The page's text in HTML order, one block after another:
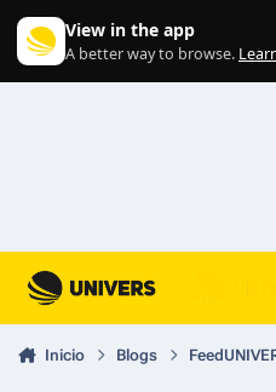
View in the app
A better way to browse.
Inicio Blogs